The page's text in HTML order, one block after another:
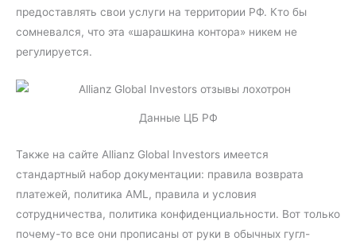
предоставлять свои услуги на территории РФ. Кто бы
сомневался, что эта «шарашкина контора» никем не
регулируется.
Данные ЦБ РФ
Также на сайте Allianz Global Investors имеется
стандартный набор документации: правила возврата
платежей, политика AML, правила и условия
сотрудничества, политика конфиденциальности. Вот только
почему-то все они прописаны от руки в обычных гугл-